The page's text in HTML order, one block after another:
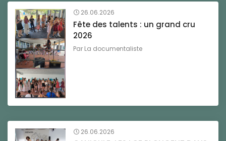
26.06.2026
Fête des talents : un grand cru
2026
Par La documentaliste
26.06.2026